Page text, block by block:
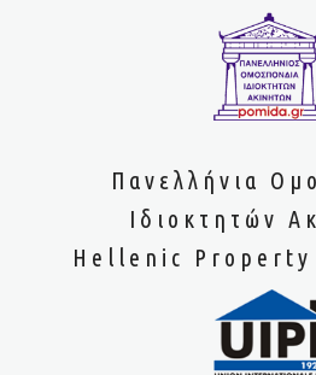
Πανελλήνια
Ιδιοκτητών
Hellenic Property